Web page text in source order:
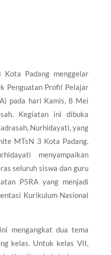
Padang menggelar
Penguatan Profil Pelajar
pada hari Kamis, 8 Mei
Kegiatan ini dibuka
Nurhidayati, yang
MTsN 3 Kota Padang.
menyampaikan
seluruh siswa dan guru
P5RA yang menjadi
Kurikulum Nasional
mengangkat dua tema
kelas. Untuk kelas VII,